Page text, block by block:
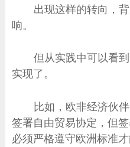
出现这样的转向，
响。
但从实践中可以看
实现了。
比如，欧非经济伙
签署自由贸易协定，但
必须严格遵守欧洲标准